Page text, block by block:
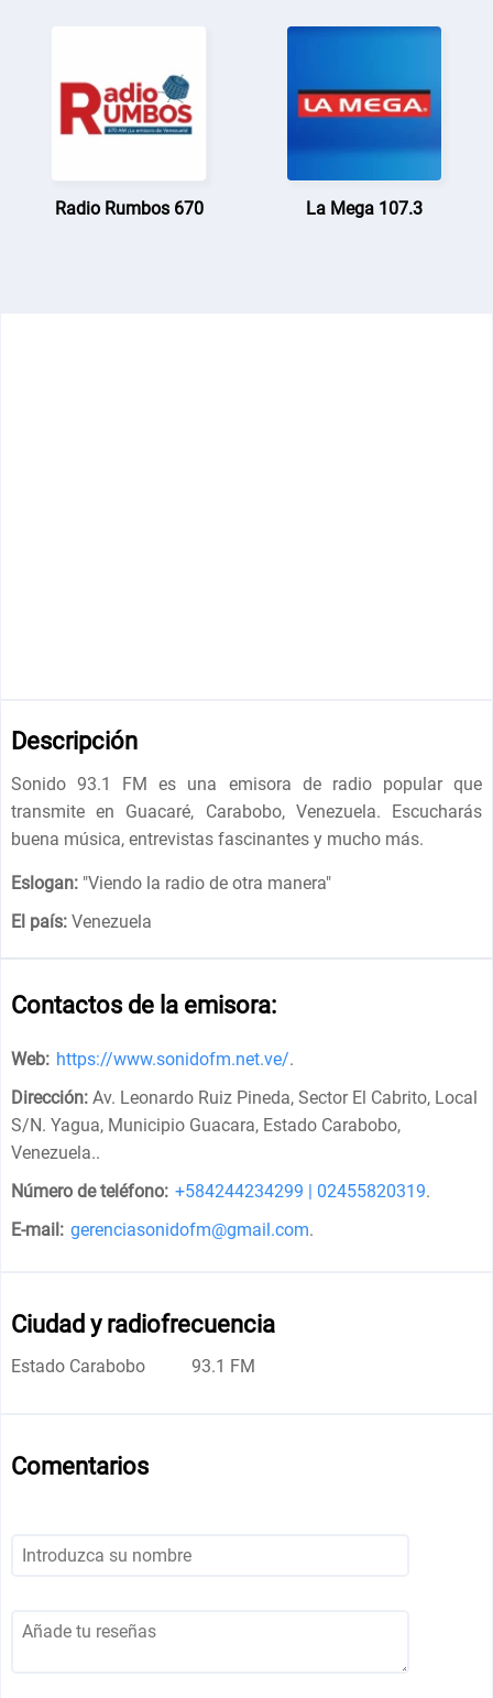
Radio Rumbos 670 La Mega 107.3
Descripción
Sonido 93.1 FM es una emisora ​​de radio popular que
transmite en Guacaré, Carabobo, Venezuela. Escucharás
buena música, entrevistas fascinantes y mucho más.
Eslogan: "Viendo la radio de otra manera"
El país: Venezuela
Contactos de la emisora:
Web: https://www.sonidofm.net.ve/.
Dirección: Av. Leonardo Ruiz Pineda, Sector El Cabrito, Local
S/N. Yagua, Municipio Guacara, Estado Carabobo,
Venezuela..
Número de teléfono: +584244234299 | 02455820319.
E-mail: gerenciasonidofm@gmail.com.
Ciudad y radiofrecuencia
Estado Carabobo 93.1 FM
Comentarios